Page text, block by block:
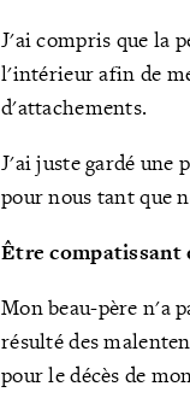
J'ai compris que la
l'intérieur afin de
d'attachements.
J'ai juste gardé une
pour nous tant que
Être compatissant
Mon beau-père n'a
résulté des
pour le décès de